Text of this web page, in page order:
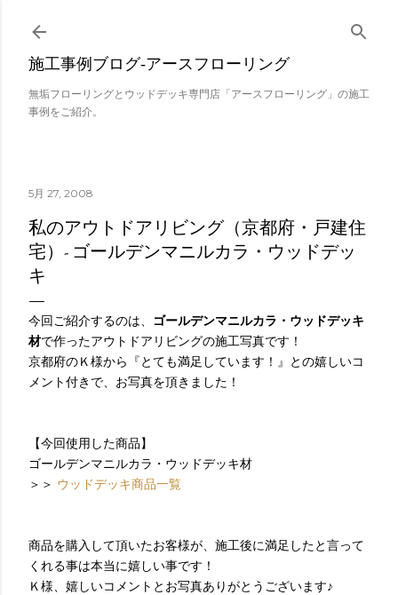
スキップしてメイン コンテンツに移動
施工事例ブログ‐アースフローリング
無垢フローリングとウッドデッキ専門店「アースフローリング」の施工
事例をご紹介。
5月 27, 2008
私のアウトドアリビング（京都府・戸建住
宅）- ゴールデンマニルカラ・ウッドデッ
キ
今回ご紹介するのは、 ゴールデンマニルカラ・ウッドデッキ
材で作ったアウトドアリビングの施工写真です！
京都府のＫ様から『とても満足しています！』との嬉しいコ
メント付きで、お写真を頂きました！
【今回使用した商品】
ゴールデンマニルカラ・ウッドデッキ材
＞＞ ウッドデッキ商品一覧
商品を購入して頂いたお客様が、施工後に満足したと言って
くれる事は本当に嬉しい事です！
Ｋ様、嬉しいコメントとお写真ありがとうございます♪